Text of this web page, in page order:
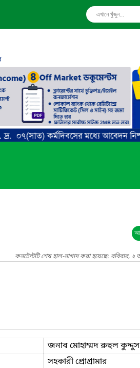
কনটেন্টটি শেষ হাল-নাগাদ করা হয়েছে:
জনাব মোহাম্মদ রুহুল কুদ্দুস
সহকারী প্রোগ্রামার